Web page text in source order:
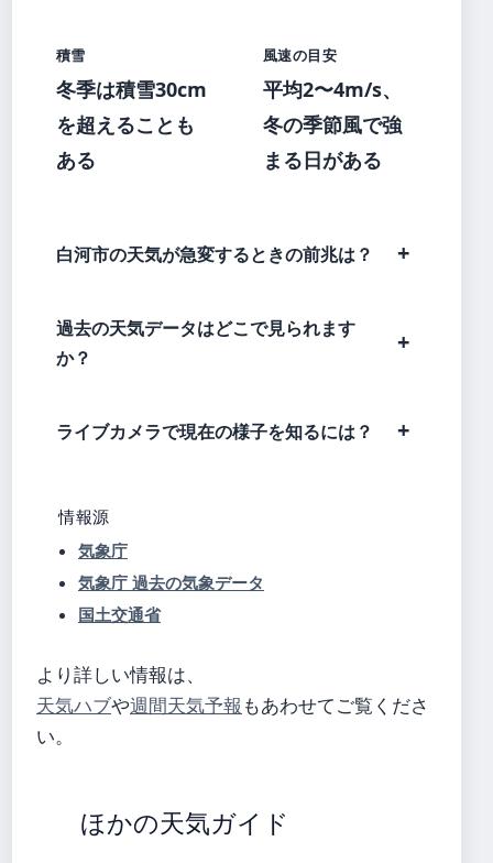
積雪
冬季は積雪30cm
を超えることも
ある
風速の目安
平均2〜4m/s、
冬の季節風で強
まる日がある
白河市の天気が急変するときの前兆は？
過去の天気データはどこで見られます
か？
ライブカメラで現在の様子を知るには？
情報源
気象庁
気象庁 過去の気象データ
国土交通省
より詳しい情報は、
天気ハブや週間天気予報 もあわせてご覧くださ
い。
ほかの天気ガイド